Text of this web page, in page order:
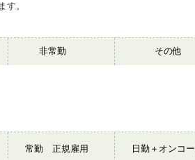
す。
非常勤 その他
常勤 正規雇用 日勤＋オンコ